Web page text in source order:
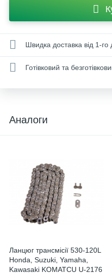
Швидка доставка від 1-го
Готівковий та
Аналоги
Ланцюг трансмісії 530-120L
Honda, Suzuki, Yamaha,
Kawasaki KOMATCU U-2176